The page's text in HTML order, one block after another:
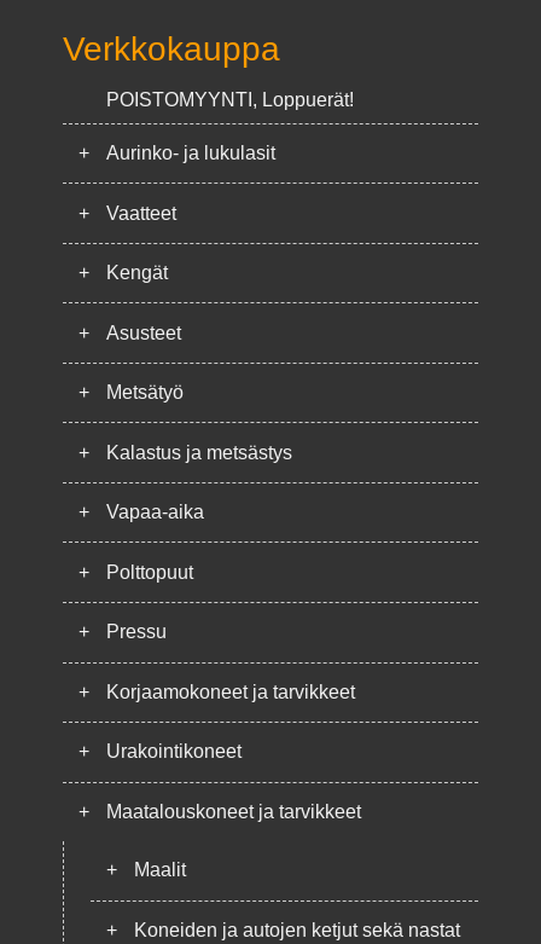
Verkkokauppa
POISTOMYYNTI, Loppuerät!
+ Aurinko- ja lukulasit
+ Vaatteet
+ Kengät
+ Asusteet
+ Metsätyö
+ Kalastus ja metsästys
+ Vapaa-aika
+ Polttopuut
+ Pressu
+ Korjaamokoneet ja tarvikkeet
+ Urakointikoneet
+ Maatalouskoneet ja tarvikkeet
+ Maalit
+ Koneiden ja autojen ketjut sekä nastat